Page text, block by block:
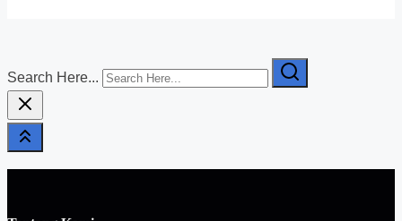
Search Here...